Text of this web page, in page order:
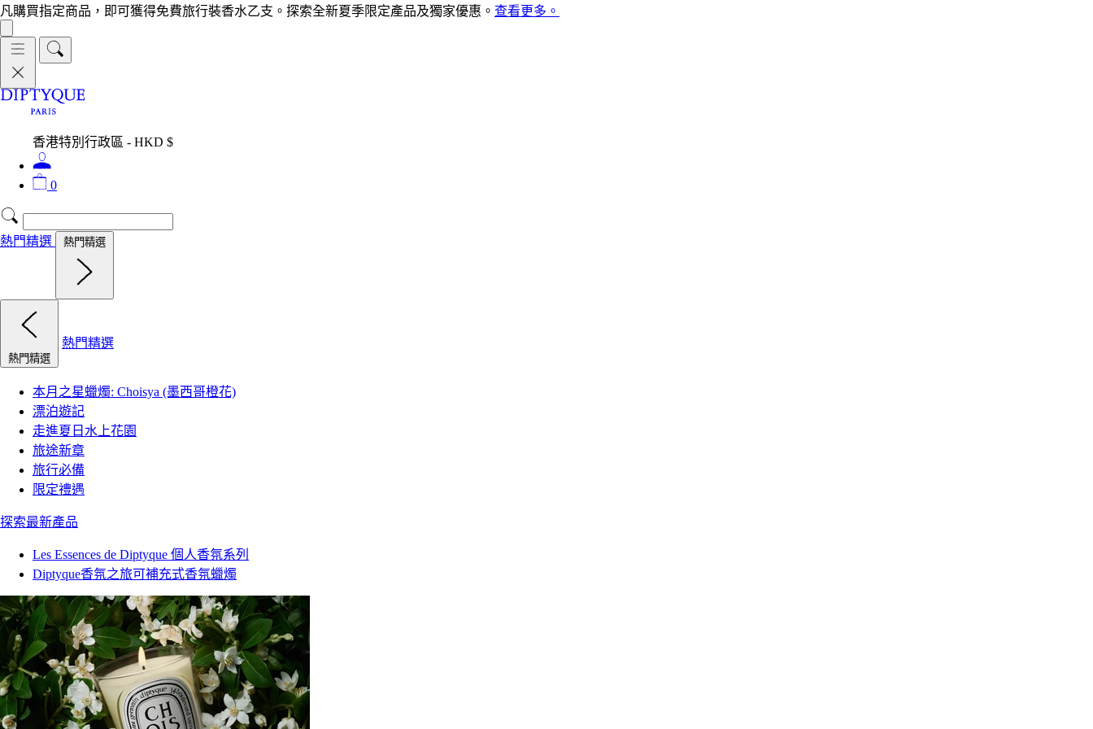
凡購買指定商品，即可獲得免費旅行裝香水乙支。探索全新夏季限定產品及獨家優惠。 查看更多。
香港特別行政區 - HKD $
0
熱門精選 熱門精選
熱門精選
熱門精選
本月之星蠟燭: Choisya (墨西哥橙花)
漂泊遊記
走進夏日水上花園
旅途新章
旅行必備
限定禮遇
探索最新產品
Les Essences de Diptyque 個人香氛系列
Diptyque香氛之旅可補充式香氛蠟燭